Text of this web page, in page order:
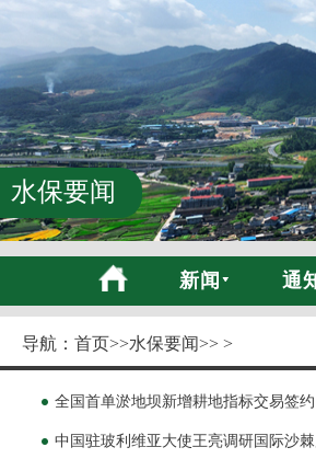
水保要闻
新闻 通
导航： 首页>>水保要闻>> >
全国首单淤地坝新增耕地指标交易签约
中国驻玻利维亚大使王亮调研国际沙